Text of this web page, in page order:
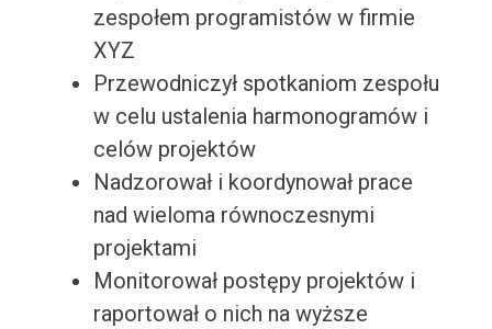
zespołem programistów w firmie
XYZ
Przewodniczył spotkaniom zespołu
w celu ustalenia harmonogramów i
celów projektów
Nadzorował i koordynował prace
nad wieloma równoczesnymi
projektami
Monitorował postępy projektów i
raportował o nich na wyższe